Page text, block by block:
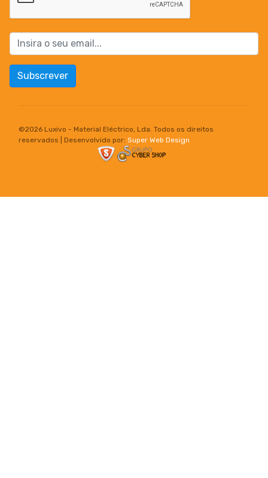
Subscrever
©2026 Luxivo - Material Eléctrico, Lda. Todos os direitos
reservados | Desenvolvido por: Super Web Design